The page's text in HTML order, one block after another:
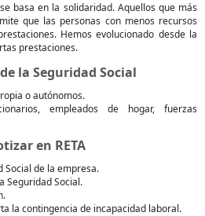
basa en la solidaridad. Aquellos que más
que las personas con menos recursos
Hemos evolucionado desde la
prestaciones.
la Seguridad Social
o autónomos.
empleados de hogar, fuerzas
en RETA
Social de la empresa.
Seguridad Social.
la contingencia de incapacidad laboral.